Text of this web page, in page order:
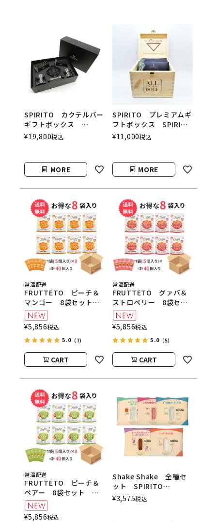
SPIRITO カクテルバー
ギフトボックス
SPIRITO
COCKTAILS（スピリッ
¥19,800税込
MORE
SPIRITO プレミアムギ
フトボックス SPIRITO
COCKTAILS（スピリッ
トカクテルズ）
¥11,000税込
MORE
常温配送
FRUTTETO ピーチ＆
マンゴー 8袋セット
FRUTTETO（フルッテ
ート）
¥5,856税込
5.0 （7）
CART
常温配送
FRUTTETO グァバ＆
ストロベリー 8袋セッ
ト FRUTTETO（フル
ッテート）
¥5,856税込
5.0（5）
CART
常温配送
FRUTTETO ピーチ＆
ペアー 8袋セット
FRUTTETO（フルッテ
ート）
¥5,856税込
Shake Shake 全種セ
ット SPIRITO
COCKTAILS（シェイク
シェイク／スピリットカ
¥3,575税込